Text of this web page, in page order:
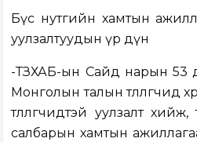
Бүс нутгийн хамтын
уулзалтуудын үр дүн
-ТЗХАБ-ын Сайд нарын 53
Монголын талын төлөөлөгчид
төлөөлөгчидтэй уулзалт
салбарын хамтын